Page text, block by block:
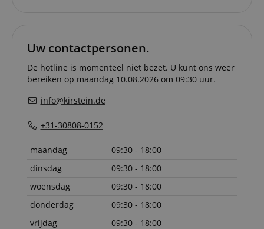
Uw contactpersonen.
De hotline is momenteel niet bezet. U kunt ons weer
bereiken op maandag 10.08.2026 om 09:30 uur.
info@kirstein.de
+31-30808-0152
maandag
09:30 - 18:00
dinsdag
09:30 - 18:00
woensdag
09:30 - 18:00
donderdag
09:30 - 18:00
vrijdag
09:30 - 18:00